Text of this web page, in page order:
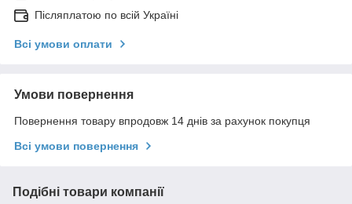
Післяплатою по всій Україні
Всі умови оплати
Умови повернення
Повернення товару впродовж 14 днів за рахунок покупця
Всі умови повернення
Подібні товари компанії